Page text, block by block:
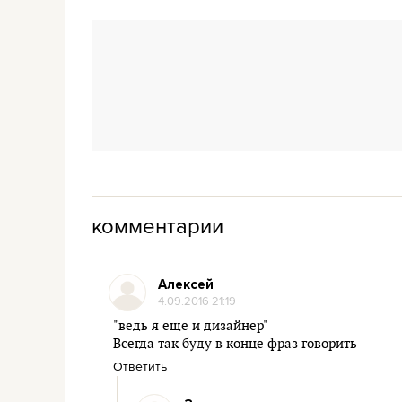
комментарии
Алексей
4.09.2016 21:19
"ведь я еще и дизайнер"
Всегда так буду в конце фраз говорить
Ответить